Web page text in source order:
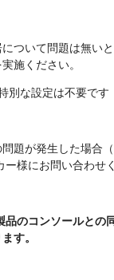
ついて問題は無い
施ください。
別な設定は不要です
題が発生した場合
様にお問い合わせ
品のコンソールとの
す。